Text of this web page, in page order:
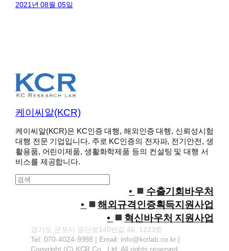
2021년 08월 05일
케이씨알(KCR)
케이씨알(KCR)은 KC인증 대행, 해외인증 대행, 신뢰성시험
대행 전문 기업입니다. 주로 KC인증의 전자파, 전기안전, 생
활용품, 어린이제품, 생활화학제품 등의 컨설팅 및 대행 서
비스를 제공합니다.
S
수출기회바우처
해외규격인증획득지원사업
혁신바우처 지원사업
경기도 군포시 공단로140번길 46, 1223호
Tel: 070-4024-9998 | Email: info@kcrlab.co.kr |
Copyright (C) KCR Co., Ltd. All rights reserved.